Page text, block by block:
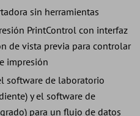
sin herramientas
PrintControl con interfaz
de vista previa para controlar
impresión
software de laboratorio
y el software de
para un flujo de datos